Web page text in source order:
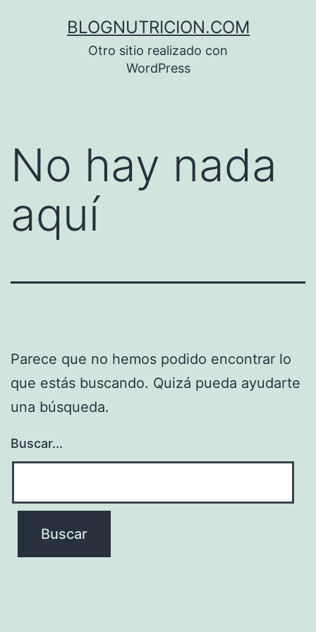
BLOGNUTRICION.COM
Otro sitio realizado con
WordPress
No hay nada
aquí
Parece que no hemos podido encontrar lo
que estás buscando. Quizá pueda ayudarte
una búsqueda.
Buscar...